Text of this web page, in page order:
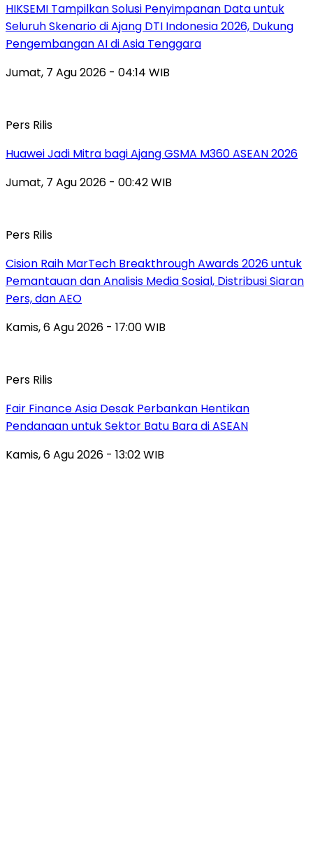
HIKSEMI Tampilkan Solusi Penyimpanan Data untuk
Seluruh Skenario di Ajang DTI Indonesia 2026, Dukung
Pengembangan AI di Asia Tenggara
Jumat, 7 Agu 2026 - 04:14 WIB
Pers Rilis
Huawei Jadi Mitra bagi Ajang GSMA M360 ASEAN 2026
Jumat, 7 Agu 2026 - 00:42 WIB
Pers Rilis
Cision Raih MarTech Breakthrough Awards 2026 untuk
Pemantauan dan Analisis Media Sosial, Distribusi Siaran
Pers, dan AEO
Kamis, 6 Agu 2026 - 17:00 WIB
Pers Rilis
Fair Finance Asia Desak Perbankan Hentikan
Pendanaan untuk Sektor Batu Bara di ASEAN
Kamis, 6 Agu 2026 - 13:02 WIB